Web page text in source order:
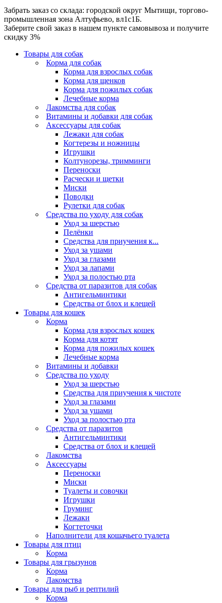
Забрать заказ со склада: городской округ Мытищи, торгово-
промышленная зона Алтуфьево, вл1с1Б.
Заберите свой заказ в нашем пункте самовывоза и получите
скидку 3%
Товары для собак
Корма для собак
Корма для взрослых собак
Корма для щенков
Корма для пожилых собак
Лечебные корма
Лакомства для собак
Витамины и добавки для собак
Аксессуары для собак
Лежаки для собак
Когтерезы и ножницы
Игрушки
Колтунорезы, тримминги
Переноски
Расчески и щетки
Миски
Поводки
Рулетки для собак
Средства по уходу для собак
Уход за шерстью
Пелёнки
Средства для приучения к...
Уход за ушами
Уход за глазами
Уход за лапами
Уход за полостью рта
Средства от паразитов для собак
Антигельминтики
Средства от блох и клещей
Товары для кошек
Корма
Корма для взрослых кошек
Корма для котят
Корма для пожилых кошек
Лечебные корма
Витамины и добавки
Средства по уходу
Уход за шерстью
Средства для приучения к чистоте
Уход за глазами
Уход за ушами
Уход за полостью рта
Средства от паразитов
Антигельминтики
Средства от блох и клещей
Лакомства
Аксессуары
Переноски
Миски
Туалеты и совочки
Игрушки
Груминг
Лежаки
Когтеточки
Наполнители для кошачьего туалета
Товары для птиц
Корма
Товары для грызунов
Корма
Лакомства
Товары для рыб и рептилий
Корма